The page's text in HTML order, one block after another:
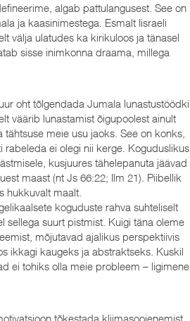
algab pattulangusest. See on
ja kaasinimestega. Esmalt Iisraeli
välja ulatudes ka kirikuloos ja tänasel
sisse inimkonna draama, millega
oht tõlgendada Jumala lunastustöödki
väärib lunastamist õigupoolest ainult
meie usu jaoks. See on konks,
rabeleda ei olegi nii kerge. Koguduslikus
kusjuures tähelepanuta jäävad
maast (nt Js 66:22; Ilm 21). Piibellik
hukkuvalt maalt.
koguduste rahva suhteliselt
sellega suurt pistmist. Kuigi täna oleme
mõjutavad ajalikus perspektiivis
ikkagi kaugeks ja abstraktseks. Kuskil
ei tohiks olla meie probleem – ligimene
tõkestada kliimasoojenemist